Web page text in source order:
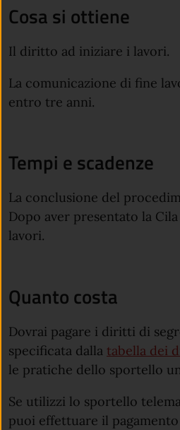
Cosa si ottiene
Il diritto ad iniziare i lavori.
La comunicazione di fine
entro tre anni.
Tempi e scadenze
La conclusione del
Dopo aver presentato la
lavori.
Quanto costa
Dovrai pagare i diritti di
specificata dalla tabella dei
le pratiche dello sportello
Se utilizzi lo sportello
puoi effettuare il